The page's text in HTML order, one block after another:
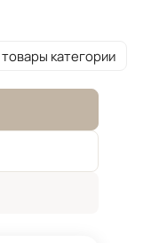
категории